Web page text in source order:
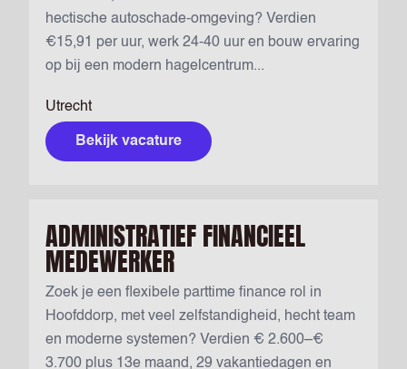
Utrecht
hectische autoschade-omgeving? Verdien
€15,91 per uur, werk 24-40 uur en bouw ervaring
op bij een modern hagelcentrum...
Bekijk vacature
ADMINISTRATIEF FINANCIEEL
MEDEWERKER
Zoek je een flexibele parttime finance rol in
Hoofddorp, met veel zelfstandigheid, hecht team
en moderne systemen? Verdien € 2.600–€
3.700 plus 13e maand, 29 vakantiedagen en